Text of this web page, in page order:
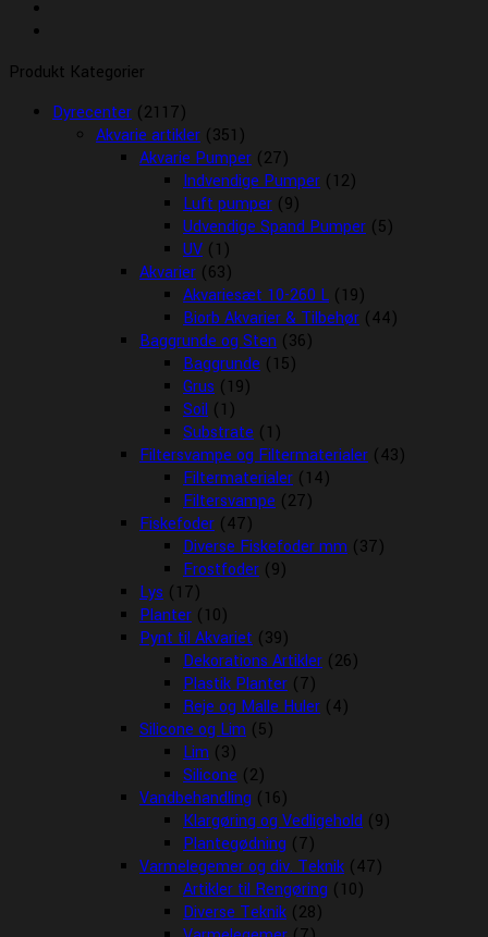
Produkt Kategorier
Dyrecenter (2117)
Akvarie artikler (351)
Akvarie Pumper (27)
Indvendige Pumper (12)
Luft pumper (9)
Udvendige Spand Pumper (5)
UV (1)
Akvarier (63)
Akvariesæt 10-260 L (19)
Biorb Akvarier & Tilbehør (44)
Baggrunde og Sten (36)
Baggrunde (15)
Grus (19)
Soil (1)
Substrate (1)
Filtersvampe og Filtermaterialer (43)
Filtermaterialer (14)
Filtersvampe (27)
Fiskefoder (47)
Diverse Fiskefoder mm (37)
Frostfoder (9)
Lys (17)
Planter (10)
Pynt til Akvariet (39)
Dekorations Artikler (26)
Plastik Planter (7)
Reje og Malle Huler (4)
Silicone og Lim (5)
Lim (3)
Silicone (2)
Vandbehandling (16)
Klargøring og Vedligehold (9)
Plantegødning (7)
Varmelegemer og div. Teknik (47)
Artikler til Rengøring (10)
Diverse Teknik (28)